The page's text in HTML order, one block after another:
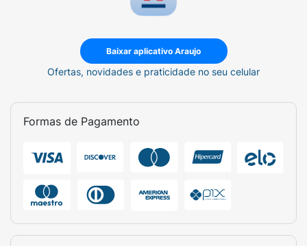
Baixar aplicativo Araujo
Ofertas, novidades e praticidade no seu celular
Formas de Pagamento